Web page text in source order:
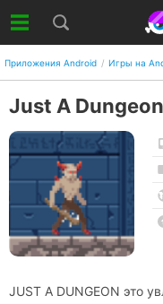
Приложения Android Игры на
Just A Dungeon
JUST A DUNGEON это